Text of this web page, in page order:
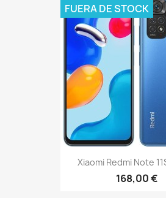
Xiaomi Redmi Note
168,00 €
FUERA DE STOCK